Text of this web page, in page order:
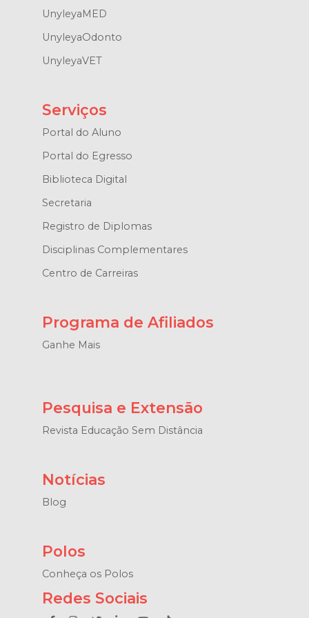
UnyleyaMED
UnyleyaOdonto
UnyleyaVET
Serviços
Portal do Aluno
Portal do Egresso
Biblioteca Digital
Secretaria
Registro de Diplomas
Disciplinas Complementares
Centro de Carreiras
Programa de Afiliados
Ganhe Mais
Pesquisa e Extensão
Revista Educação Sem Distância
Notícias
Blog
Polos
Conheça os Polos
Redes Sociais